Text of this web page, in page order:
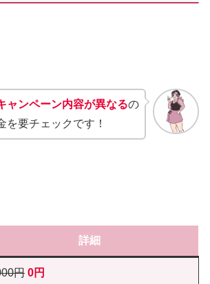
ャンペーン内容が異なるの
を要チェックです！
詳細
円 0円